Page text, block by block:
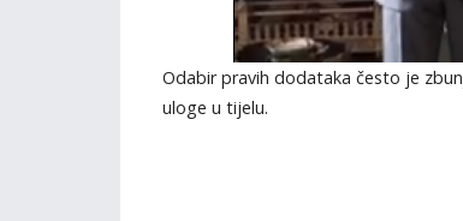
Odabir pravih dodataka često je
uloge u tijelu.